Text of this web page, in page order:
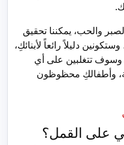
والحب، يمكننا تحقيق
دليلاً رائعاً لأبنائكِ،
وسوف تتغلبين على أي
وأطفالكِ محظوظون
على القمل؟